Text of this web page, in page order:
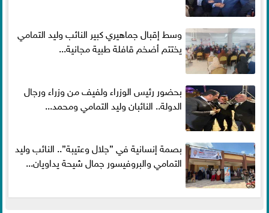
وسط إقبال جماهيري كبير النائب وليد التمامي
يختتم أضخم قافلة طبية مجانية...
بحضور رئيس الوزراء ولفيف من وزراء ورجال
الدولة.. النائبان وليد التمامي ومحمد...
بصمة إنسانية في ”جلال وعتيبة”.. النائب وليد
التمامي والبروفيسور جمال شيحة يداويان...